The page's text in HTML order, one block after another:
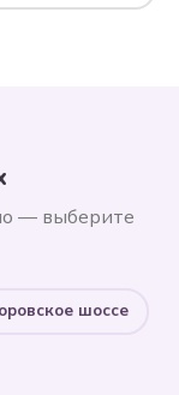
— выберите
шоссе